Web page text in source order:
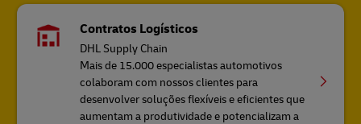
Contratos Logísticos
DHL Supply Chain
Mais de 15.000 especialistas automotivos
colaboram com nossos clientes para
desenvolver soluções flexíveis e eficientes que
aumentam a produtividade e potencializam a